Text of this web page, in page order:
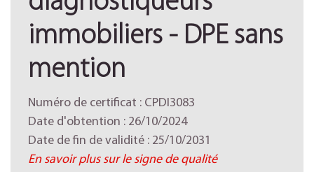
immobiliers - DPE sans
mention
Numéro de certificat : CPDI3083
Date d'obtention : 26/10/2024
Date de fin de validité : 25/10/2031
En savoir plus sur le signe de qualité